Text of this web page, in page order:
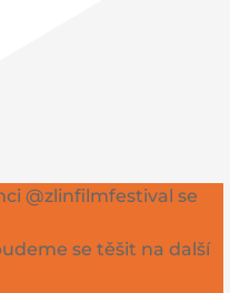
@zlinfilmfestival se
se těšit na další